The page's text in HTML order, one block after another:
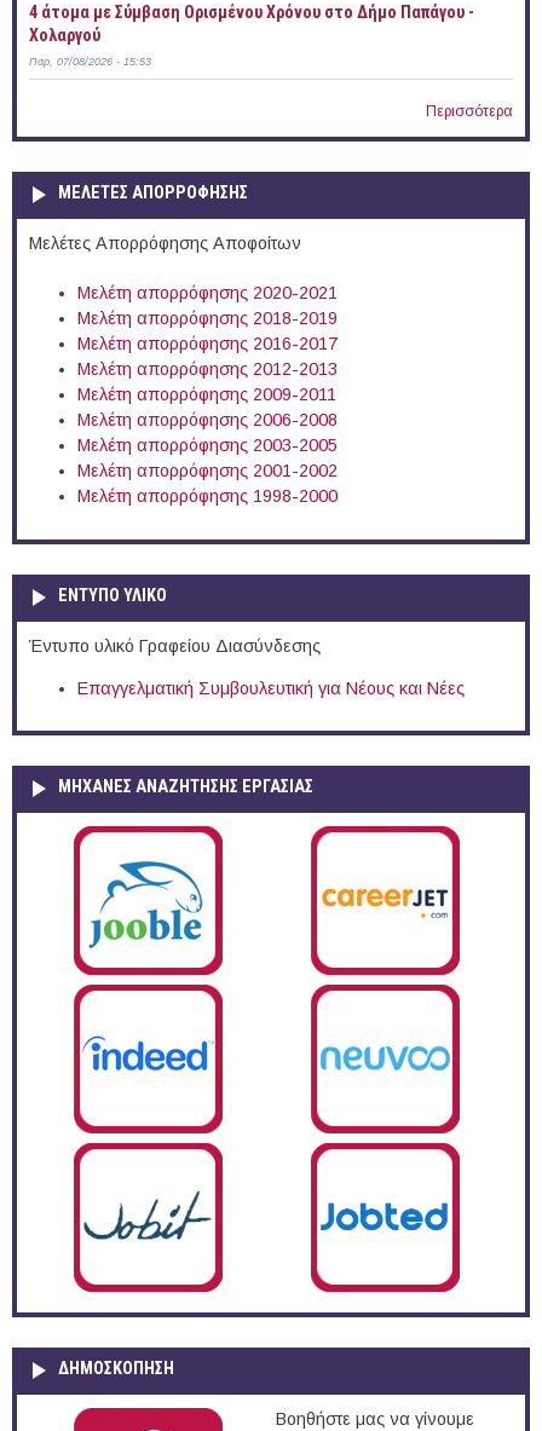
4 άτομα με Σύμβαση Ορισμένου Χρόνου στο Δήμο Παπάγου -
Χολαργού
Παρ, 07/08/2026 - 15:53
Περισσότερα
ΜΕΛΕΤΕΣ ΑΠΟΡΡΟΦΗΣΗΣ
Μελέτες Απορρόφησης Αποφοίτων
Μελέτη απορρόφησης 2020-2021
Μελέτη απορρόφησης 2018-2019
Μελέτη απορρόφησης 2016-2017
Μελέτη απορρόφησης 2012-2013
Μελέτη απορρόφησης 2009-2011
Μελέτη απορρόφησης 2006-2008
Μελέτη απορρόφησης 2003-2005
Μελέτη απορρόφησης 2001-2002
Μελέτη απορρόφησης 1998-2000
ΕΝΤΥΠΟ ΥΛΙΚΟ
Έντυπο υλικό Γραφείου Διασύνδεσης
Επαγγελματική Συμβουλευτική για Νέους και Νέες
ΜΗΧΑΝΕΣ ΑΝΑΖΗΤΗΣΗΣ ΕΡΓΑΣΙΑΣ
ΔΗΜΟΣΚΌΠΗΣΗ
Βοηθήστε μας να γίνουμε